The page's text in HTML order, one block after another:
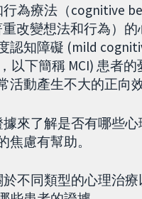
行為療法（cognitive
改變想法和行為）
認知障礙 (mild
以下簡稱 MCI) 患者的
活動產生不大的正向效
據來了解是否有哪些
焦慮有幫助。
於不同類型的心理治